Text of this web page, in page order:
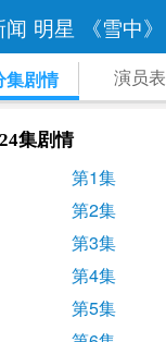
闻 明星 《雪中》
集剧情 演员表
集剧情
第1集
第2集
第3集
第4集
第5集